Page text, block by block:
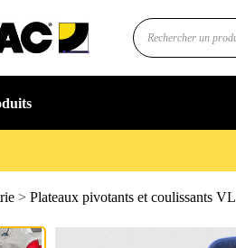
> Plateaux pivotants et coulissants VL